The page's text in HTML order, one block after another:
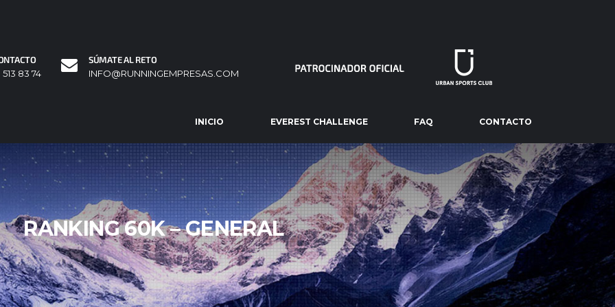
513 83 74
SÚMATE AL RETO
INFO@RUNNINGEMPRESAS.COM
INICIO EVEREST CHALLENGE FAQ CONTACTO
RANKING 60K – GENERAL